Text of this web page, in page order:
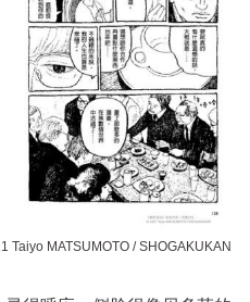
Taiyo MATSUMOTO / SHOGAKUKAN